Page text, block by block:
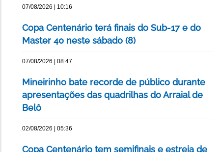
07/08/2026 | 10:16
Copa Centenário terá finais do Sub-17 e do
Master 40 neste sábado (8)
07/08/2026 | 08:47
Mineirinho bate recorde de público durante
apresentações das quadrilhas do Arraial de
Belô
02/08/2026 | 05:36
Copa Centenário tem semifinais e estreia de